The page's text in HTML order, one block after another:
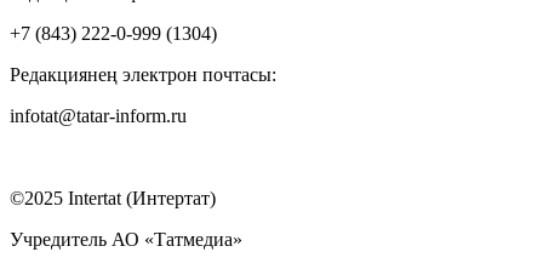
+7 (843) 222-0-999 (1304)
Редакциянең электрон почтасы:
infotat@tatar-inform.ru
©2025 Intertat (Интертат)
Учредитель АО «Татмедиа»